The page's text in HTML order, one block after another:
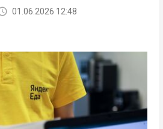
01.06.2026 12:48